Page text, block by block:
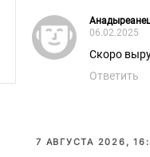
06.02.2025
Скоро
Ответить
7 АВГУСТА 2026,